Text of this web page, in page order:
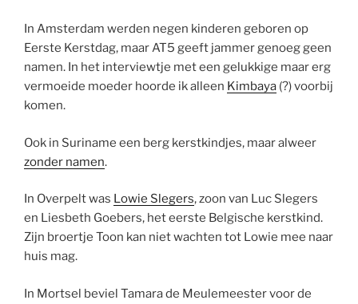
In Amsterdam werden negen kinderen geboren op
Eerste Kerstdag, maar AT5 geeft jammer genoeg geen
namen. In het interviewtje met een gelukkige maar erg
vermoeide moeder hoorde ik alleen Kimbaya (?) voorbij
komen.
Ook in Suriname een berg kerstkindjes, maar alweer
zonder namen.
In Overpelt was Lowie Slegers, zoon van Luc Slegers
en Liesbeth Goebers, het eerste Belgische kerstkind.
Zijn broertje Toon kan niet wachten tot Lowie mee naar
huis mag.
In Mortsel beviel Tamara de Meulemeester voor de